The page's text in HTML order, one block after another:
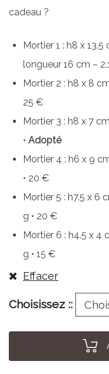
cadeau ?
Mortier 1 : h8 x
longueur 16 cm –
Mortier 2 : h8 x 8
25 €
Mortier 3 : h8 x 7
• Adopté
Mortier 4 : h6 x 9
• 20 €
Mortier 5 : h7.5 x 6
g • 20 €
Mortier 6 : h4.5 x 4
g • 15 €
Choisissez :
Effacer